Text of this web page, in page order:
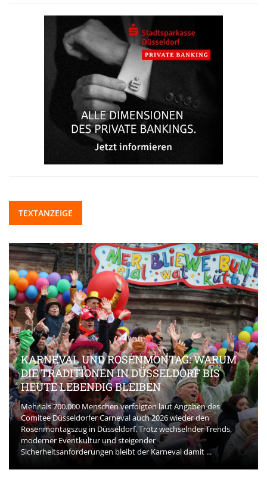
TEXTANZEIGE
KARNEVAL UND ROSENMONTAG: WARUM
DIE TRADITIONEN IN DÜSSELDORF BIS
HEUTE LEBENDIG BLEIBEN
Mehr als 700.000 Menschen verfolgten laut Angaben des
Comitee Düsseldorfer Carneval auch 2026 wieder den
Rosenmontagszug in Düsseldorf. Trotz wechselnder Trends,
moderner Eventkultur und steigender
Sicherheitsanforderungen bleibt der Karneval damit ...